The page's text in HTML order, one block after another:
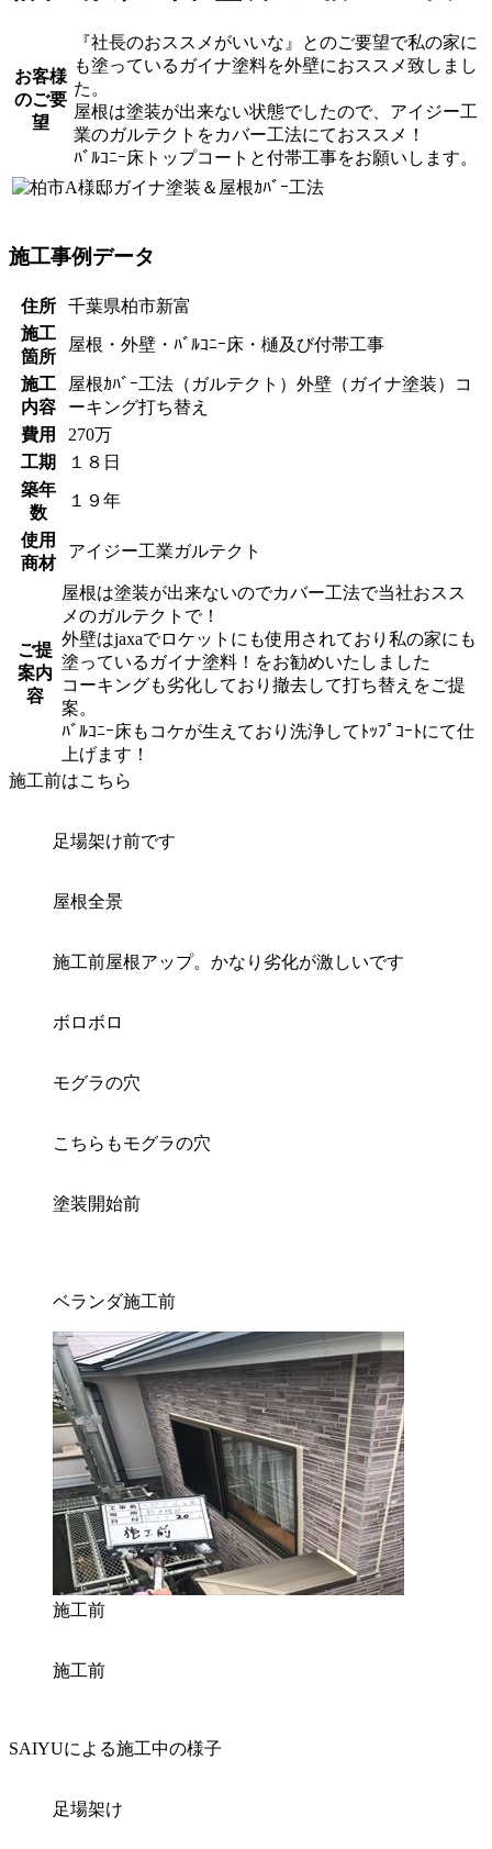
お客様
のご要
望
『社長のおススメがいいな』とのご要望で私の家に
も塗っているガイナ塗料を外壁におススメ致しまし
た。
屋根は塗装が出来ない状態でしたので、アイジー工
業のガルテクトをカバー工法にておススメ！
ﾊﾞﾙｺﾆｰ床トップコートと付帯工事をお願いします。
施工事例データ
住所
千葉県柏市新富
施工
箇所
屋根・外壁・ﾊﾞﾙｺﾆｰ床・樋及び付帯工事
施工
内容
屋根ｶﾊﾞｰ工法（ガルテクト）外壁（ガイナ塗装）コ
ーキング打ち替え
費用
270万
工期
１８日
築年
数
１９年
使用
商材
アイジー工業ガルテクト
ご提
案内
容
屋根は塗装が出来ないのでカバー工法で当社おスス
メのガルテクトで！
外壁はjaxaでロケットにも使用されており私の家にも
塗っているガイナ塗料！をお勧めいたしました
コーキングも劣化しており撤去して打ち替えをご提
案。
ﾊﾞﾙｺﾆｰ床もコケが生えており洗浄してﾄｯﾌﾟｺｰﾄにて仕
上げます！
施工前はこちら
足場架け前です
屋根全景
施工前屋根アップ。かなり劣化が激しいです
ボロボロ
モグラの穴
こちらもモグラの穴
塗装開始前
ベランダ施工前
施工前
施工前
SAIYUによる施工中の様子
足場架け